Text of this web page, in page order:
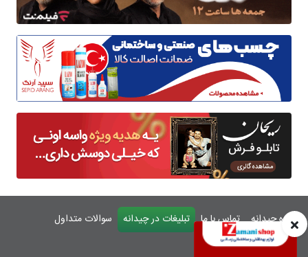
درباره چیدانه تماس با ما تبلیغات در چیدانه
سوالات متداول
ورود